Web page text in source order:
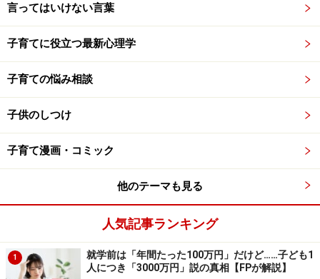
加えて近年は、猛暑によって運動会などの学校行事の日
程を変更し、それに伴い修学旅行の時期がずれる学校も
出てきています。
京都・奈良以外の候補として注目のエリア
はどこ？
こうした状況もあって、京都・奈良以外の場所を選ぶ学
校も出てきています。注目地域の一つが北陸です。
「京都・奈良を訪れるのは首都圏の学校が多く、新しい
行き先として新幹線を使える北陸が注目されています。
金沢では京都のように班別行動を実施する学校が多いで
言ってはいけない言葉
子育てに役立つ最新心理学
子育ての悩み相談
子供のしつけ
子育て漫画・コミック
他のテーマも見る
人気記事ランキング
1
就学前は「年間たった100万円」だけど……子ども1
人につき「3000万円」説の真相【FPが解説】